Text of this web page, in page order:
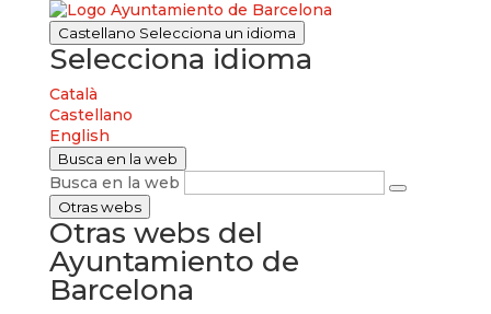
Castellano Selecciona un idioma
Selecciona idioma
Català
Castellano
English
Busca en la web
Busca en la web
Otras webs
Otras webs del
Ayuntamiento de
Barcelona